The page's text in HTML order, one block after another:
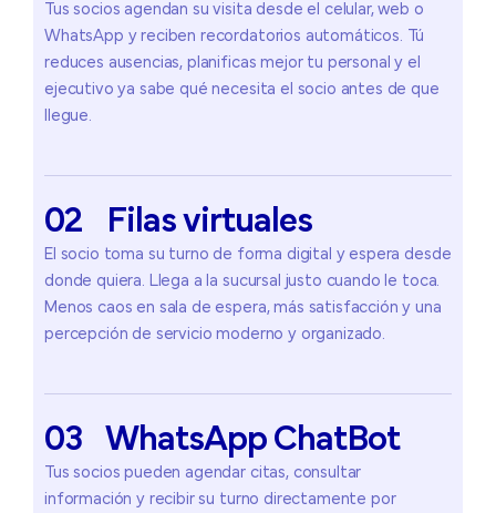
Tus socios agendan su visita desde el celular, web o
WhatsApp y reciben recordatorios automáticos. Tú
reduces ausencias, planificas mejor tu personal y el
ejecutivo ya sabe qué necesita el socio antes de que
llegue.
02 Filas virtuales
El socio toma su turno de forma digital y espera desde
donde quiera. Llega a la sucursal justo cuando le toca.
Menos caos en sala de espera, más satisfacción y una
percepción de servicio moderno y organizado.
03 WhatsApp ChatBot
Tus socios pueden agendar citas, consultar
información y recibir su turno directamente por